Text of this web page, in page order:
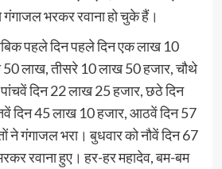
गंगाजल भरकर रवाना हो चुके हैं।
पहले दिन पहले दिन एक लाख 10
लाख, तीसरे 10 लाख 50 हजार, चौथे
दिन 22 लाख 25 हजार, छठे दिन
दिन 45 लाख 10 हजार, आठवें दिन 57
ने गंगाजल भरा। बुधवार को नौवें दिन 67
रवाना हुए। हर-हर महादेव, बम-बम